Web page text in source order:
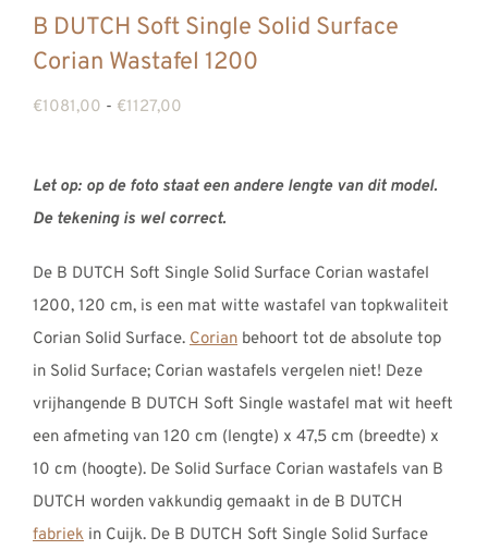
B DUTCH Soft Single Solid Surface
Corian Wastafel 1200
€1081,00 - €1127,00
Let op: op de foto staat een andere lengte van dit model.
De tekening is wel correct.
De B DUTCH Soft Single Solid Surface Corian wastafel
1200, 120 cm, is een mat witte wastafel van topkwaliteit
Corian Solid Surface. Corian behoort tot de absolute top
in Solid Surface; Corian wastafels vergelen niet! Deze
vrijhangende B DUTCH Soft Single wastafel mat wit heeft
een afmeting van 120 cm (lengte) x 47,5 cm (breedte) x
10 cm (hoogte). De Solid Surface Corian wastafels van B
DUTCH worden vakkundig gemaakt in de B DUTCH
fabriek in Cuijk. De B DUTCH Soft Single Solid Surface